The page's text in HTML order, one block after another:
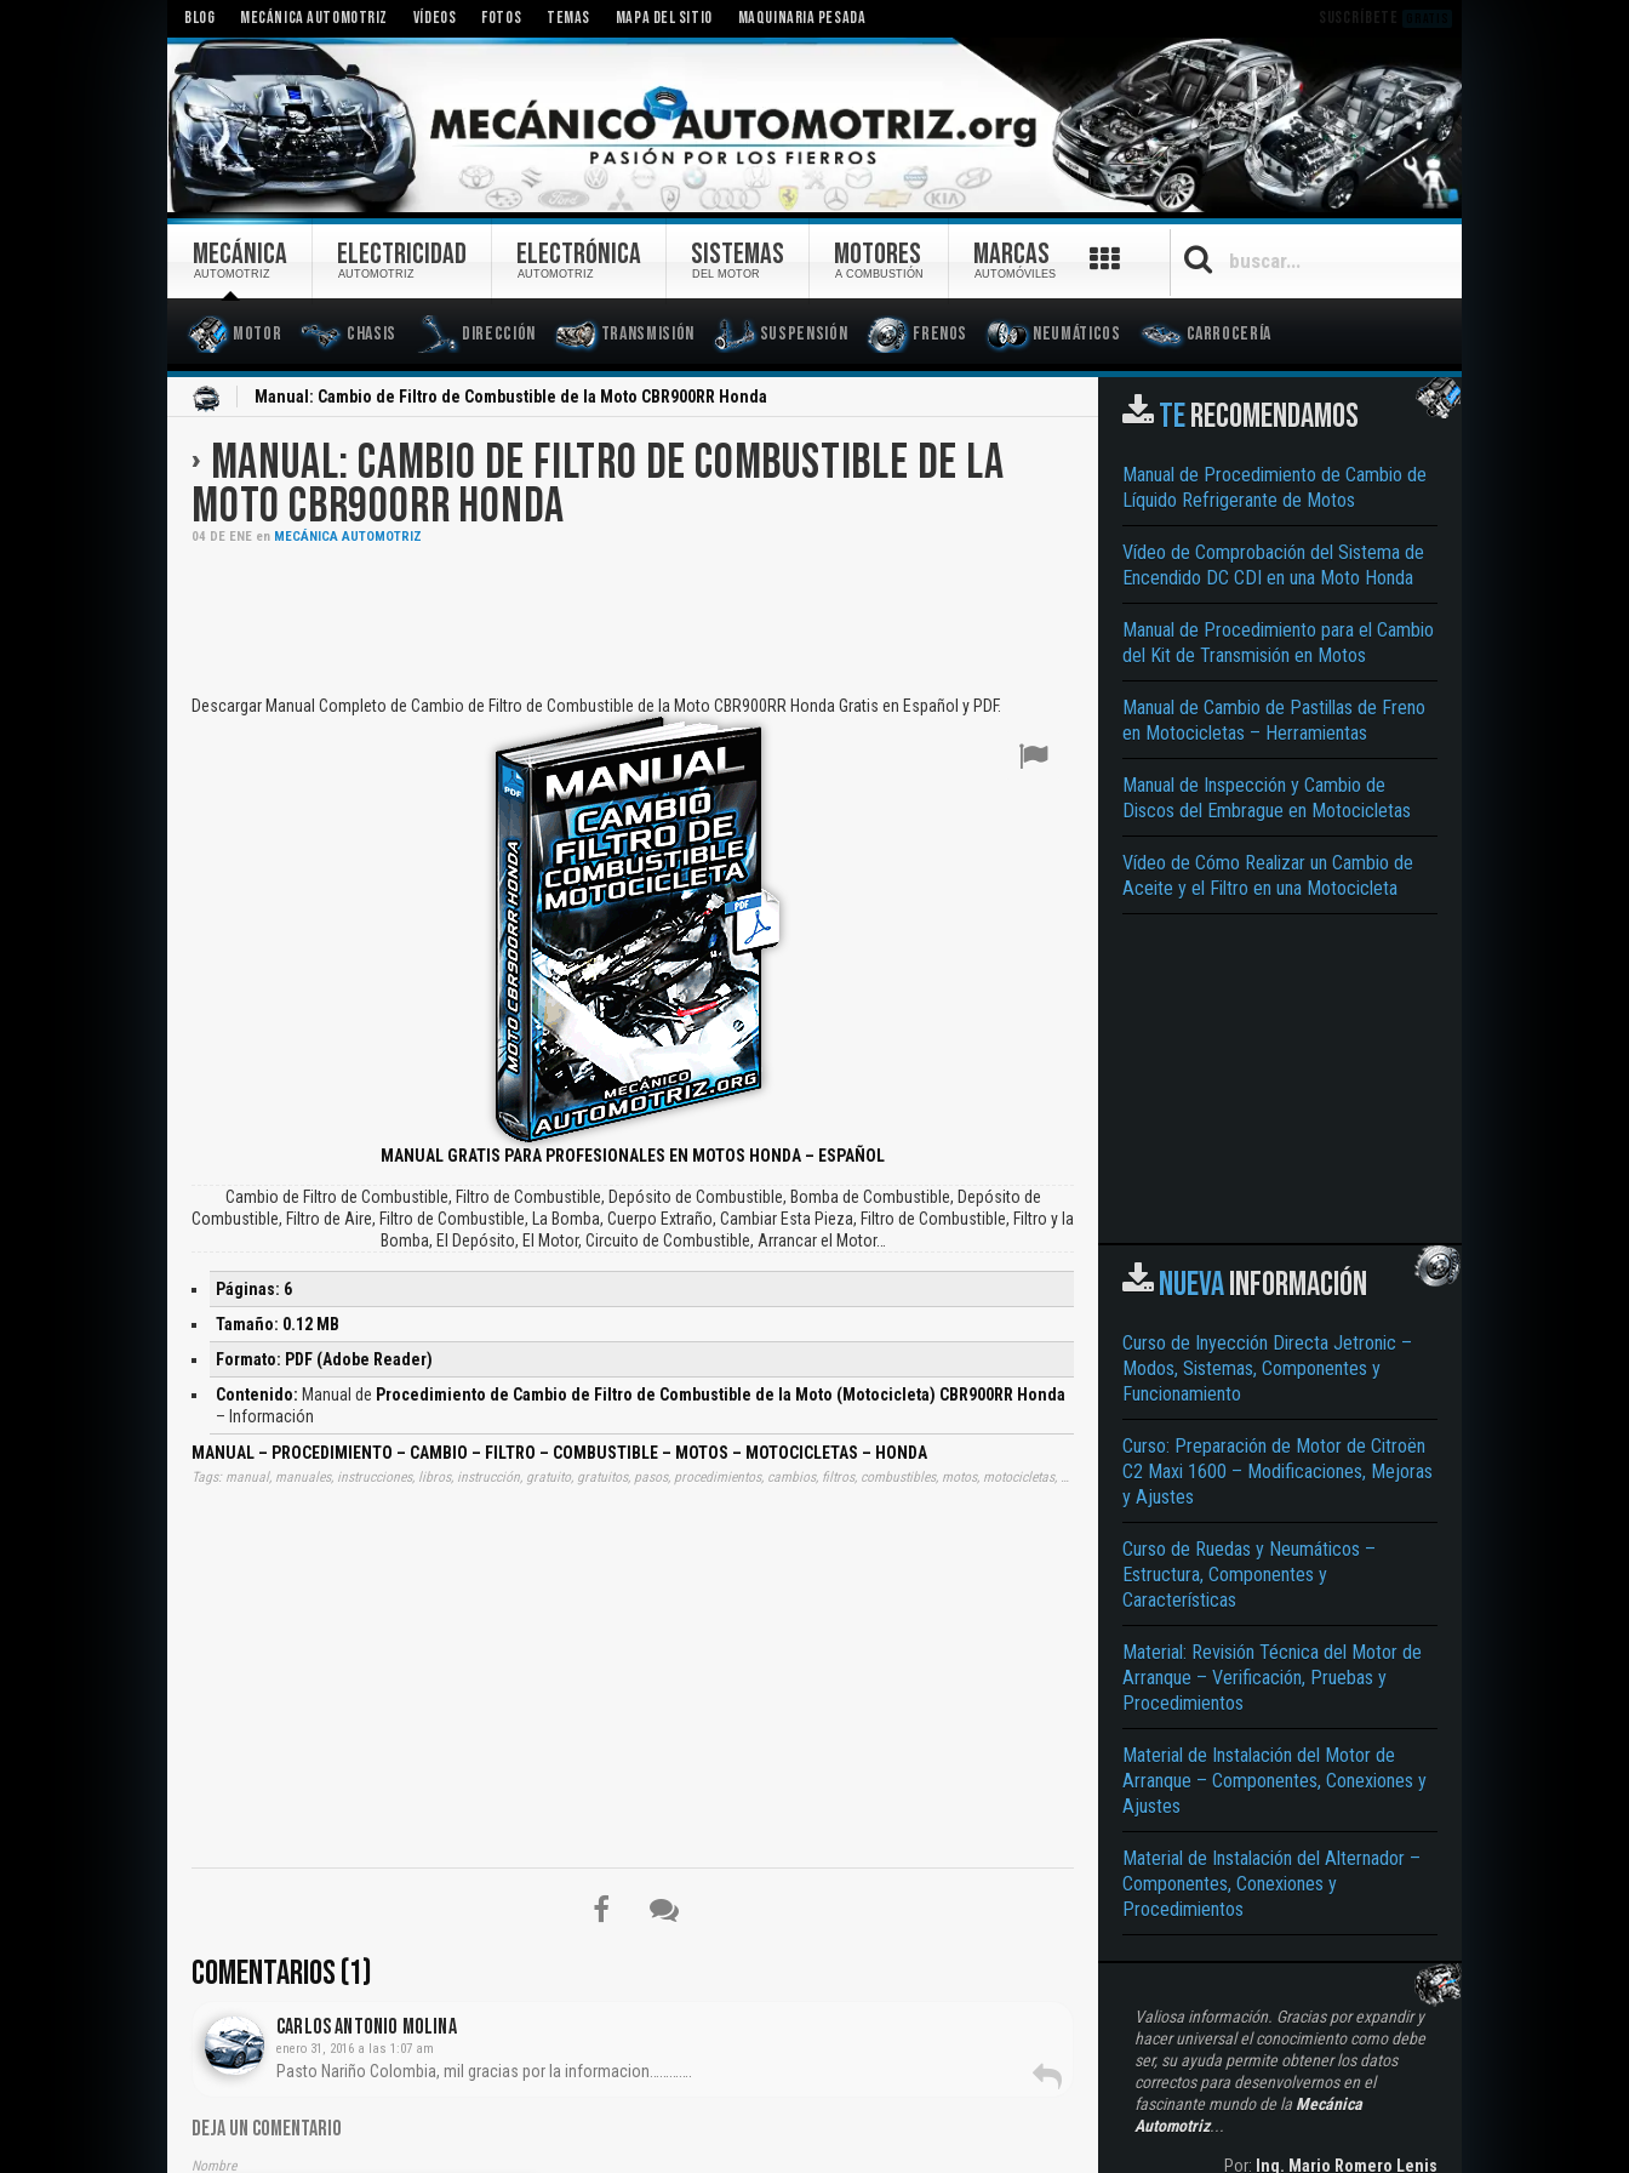
BLOG MECÁNICA AUTOMOTRIZ VÍDEOS FOTOS TEMAS MAPA DEL SITIO MAQUINARIA PESADA SUSCRÍBETE
MECÁNICA
AUTOMOTRIZ
Motor Chasis Dirección Transmisión Suspensión Frenos Neumáticos Carrocería
ELECTRICIDAD
AUTOMOTRIZ
ELECTRÓNICA
AUTOMOTRIZ
SISTEMAS
DEL MOTOR
MOTORES
A COMBUSTIÓN
MARCAS
AUTOMÓVILES
Manual: Cambio de Filtro de Combustible de la Moto CBR900RR Honda
MANUAL: CAMBIO DE FILTRO DE COMBUSTIBLE DE LA
MOTO CBR900RR HONDA
04 DE ENE en MECÁNICA AUTOMOTRIZ
Descargar Manual Completo de Cambio de Filtro de Combustible de la Moto CBR900RR Honda Gratis en Español y PDF.
MANUAL GRATIS PARA PROFESIONALES EN MOTOS HONDA – ESPAÑOL
Cambio de Filtro de Combustible, Filtro de Combustible, Depósito de Combustible, Bomba de Combustible, Depósito de
Combustible, Filtro de Aire, Filtro de Combustible, La Bomba, Cuerpo Extraño, Cambiar Esta Pieza, Filtro de Combustible, Filtro y la
Bomba, El Depósito, El Motor, Circuito de Combustible, Arrancar el Motor…
Páginas: 6
Tamaño: 0.12 MB
Formato: PDF (Adobe Reader)
Contenido: Manual de Procedimiento de Cambio de Filtro de Combustible de la Moto (Motocicleta) CBR900RR Honda
– Información
MANUAL – PROCEDIMIENTO – CAMBIO – FILTRO – COMBUSTIBLE – MOTOS – MOTOCICLETAS – HONDA
Tags: manual, manuales, instrucciones, libros, instrucción, gratuito, gratuitos, pasos, procedimientos, cambios, filtros, combustibles, motos, motocicletas, aprender, descargas
COMENTARIOS (1)
CARLOS ANTONIO MOLINA
enero 31, 2016 a las 1:07 am
Pasto Nariño Colombia, mil gracias por la informacion………….
DEJA UN COMENTARIO
Nombre
TERECOMENDAMOS
Manual de Procedimiento de Cambio de
Líquido Refrigerante de Motos
Vídeo de Comprobación del Sistema de
Encendido DC CDI en una Moto Honda
Manual de Procedimiento para el Cambio
del Kit de Transmisión en Motos
Manual de Cambio de Pastillas de Freno
en Motocicletas – Herramientas
Manual de Inspección y Cambio de
Discos del Embrague en Motocicletas
Vídeo de Cómo Realizar un Cambio de
Aceite y el Filtro en una Motocicleta
NUEVAINFORMACIÓN
Curso de Inyección Directa Jetronic –
Modos, Sistemas, Componentes y
Funcionamiento
Curso: Preparación de Motor de Citroën
C2 Maxi 1600 – Modificaciones, Mejoras
y Ajustes
Curso de Ruedas y Neumáticos –
Estructura, Componentes y
Características
Material: Revisión Técnica del Motor de
Arranque – Verificación, Pruebas y
Procedimientos
Material de Instalación del Motor de
Arranque – Componentes, Conexiones y
Ajustes
Material de Instalación del Alternador –
Componentes, Conexiones y
Procedimientos
Valiosa información. Gracias por expandir y
hacer universal el conocimiento como debe
ser, su ayuda permite obtener los datos
correctos para desenvolvernos en el
fascinante mundo de la Mecánica
Automotriz...
Por: Ing. Mario Romero Lenis